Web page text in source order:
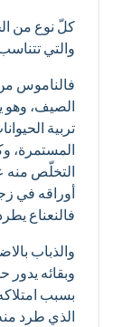
كلّ نوع من
والتي
فالناموس
الصيف، وهو
تربية
المستمرة،
التخلّص منه
أوراقه في
فالنعناع
والذباب
وبقائه
بسبب
الذي طرد